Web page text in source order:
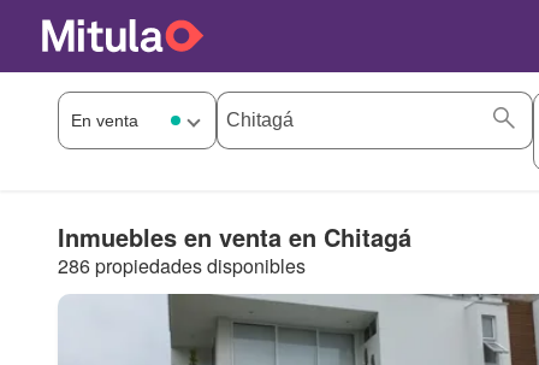
Inmuebles en venta en Chitagá
286 propiedades disponibles